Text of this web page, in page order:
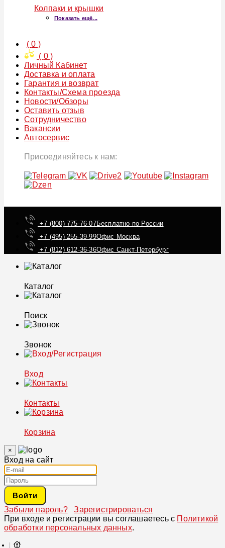
Колпаки и крышки
Показать ещё...
(0 )
( 0)
Личный Кабинет
Доставка и оплата
Гарантия и возврат
Контакты/Схема проезда
Новости/Обзоры
Оставить отзыв
Сотрудничество
Вакансии
Автосервис
Присоединяйтесь к нам:
+7 (800) 775-76-07Бесплатно по России
+7 (495) 255-39-99Офис Москва
+7 (812) 612-36-36Офис Санкт-Петербург
Каталог
Поиск
Звонок
Вход
Контакты
Корзина
×
Вход на сайт
Войти
Забыли пароль?
Зарегистрироваться
При входе и регистрации вы соглашаетесь с Политикой
обработки персональных данных.